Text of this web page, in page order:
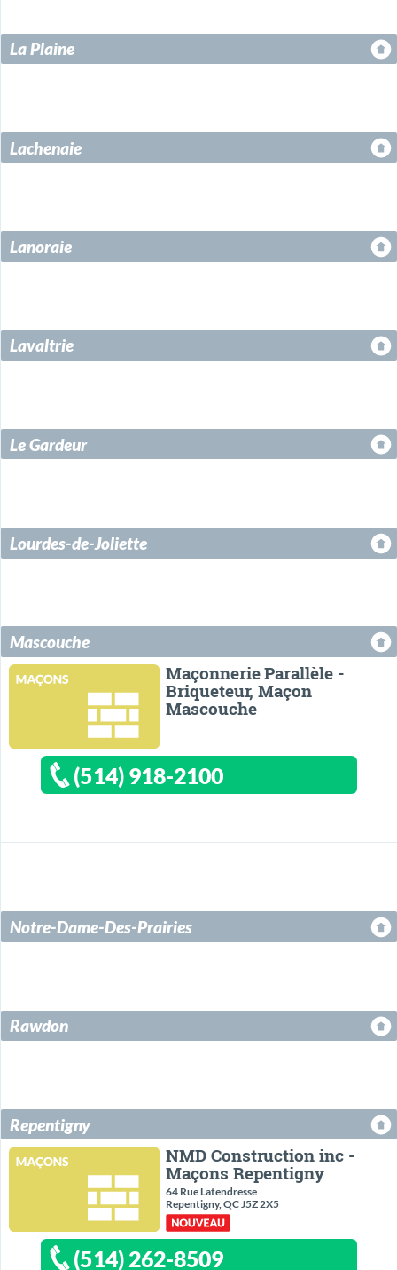
La Plaine
Lachenaie
Lanoraie
Lavaltrie
Le Gardeur
Lourdes-de-Joliette
Mascouche
Maçonnerie Parallèle -
Briqueteur, Maçon
Mascouche
(514) 918-2100
Notre-Dame-Des-Prairies
Rawdon
Repentigny
NMD Construction inc -
Maçons Repentigny
64 Rue Latendresse
Repentigny, QC J5Z 2X5
(514) 262-8509